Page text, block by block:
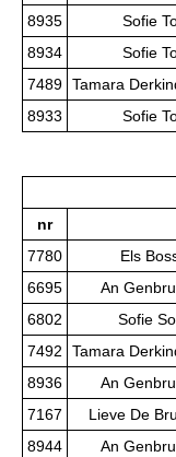
8935
Sofie
8934
Sofie
7489 Tamara
8933
Sofie
nr
7780
Els
6695
An
6802
Sofie
7492
Tamara
8936
An
7167
Lieve De
8944
An